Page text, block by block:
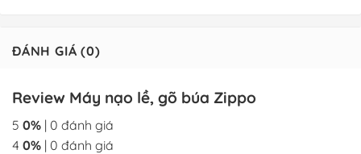
ĐÁNH GIÁ (0)
Review Máy nạo lề, gõ búa Zippo
5 0% | 0 đánh giá
4 0% | 0 đánh giá